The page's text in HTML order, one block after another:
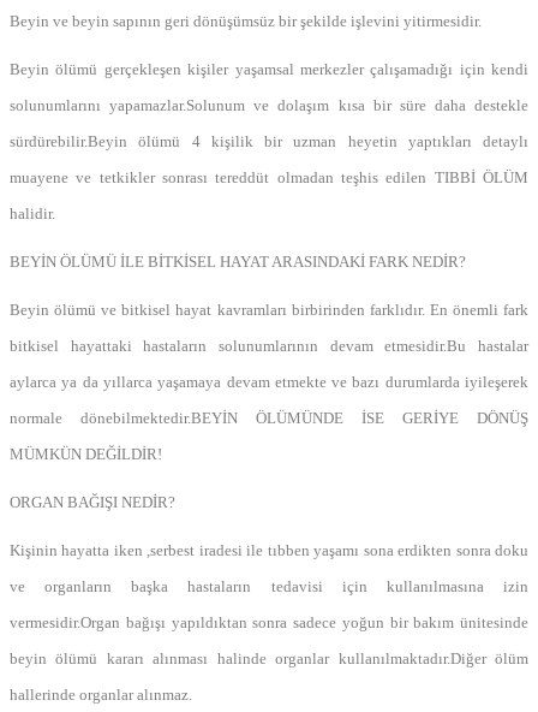
Beyin ve beyin sapının geri dönüşümsüz bir şekilde işlevini yitirmesidir.
Beyin ölümü gerçekleşen kişiler yaşamsal merkezler çalışamadığı için kendi
solunumlarını yapamazlar.Solunum ve dolaşım kısa bir süre daha destekle
sürdürebilir.Beyin ölümü 4 kişilik bir uzman heyetin yaptıkları detaylı
muayene ve tetkikler sonrası tereddüt olmadan teşhis edilen TIBBİ ÖLÜM
halidir.
BEYİN ÖLÜMÜ İLE BİTKİSEL HAYAT ARASINDAKİ FARK NEDİR?
Beyin ölümü ve bitkisel hayat kavramları birbirinden farklıdır. En önemli fark
bitkisel hayattaki hastaların solunumlarının devam etmesidir.Bu hastalar
aylarca ya da yıllarca yaşamaya devam etmekte ve bazı durumlarda iyileşerek
normale dönebilmektedir.BEYİN ÖLÜMÜNDE İSE GERİYE DÖNÜŞ
MÜMKÜN DEĞİLDİR!
ORGAN BAĞIŞI NEDİR?
Kişinin hayatta iken ,serbest iradesi ile tıbben yaşamı sona erdikten sonra doku
ve organların başka hastaların tedavisi için kullanılmasına izin
vermesidir.Organ bağışı yapıldıktan sonra sadece yoğun bir bakım ünitesinde
beyin ölümü kararı alınması halinde organlar kullanılmaktadır.Diğer ölüm
hallerinde organlar alınmaz.